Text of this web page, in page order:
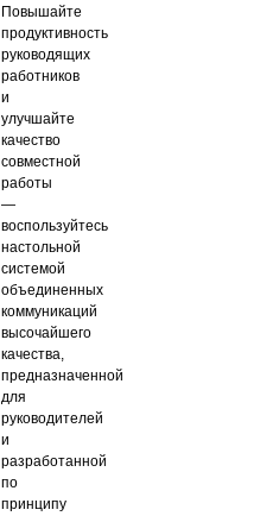
Повышайте
продуктивность
руководящих
работников
и
улучшайте
качество
совместной
работы
—
воспользуйтесь
настольной
системой
объединенных
коммуникаций
высочайшего
качества,
предназначенной
для
руководителей
и
разработанной
по
принципу